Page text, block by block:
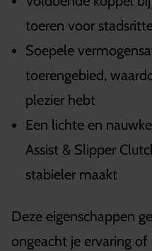
toeren voor
Soepele
toerengebied,
plezier hebt
Een lichte en
Assist & Slipper
stabieler maakt
Deze eigenschappen
ongeacht je ervaring